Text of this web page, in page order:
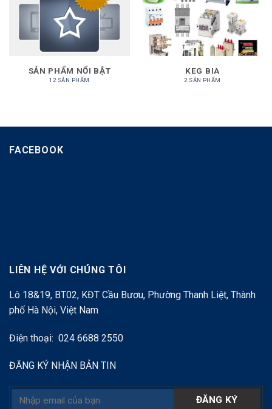
SẢN PHẨM NỔI BẬT
12 SẢN PHẨM
KEG BIA
2 SẢN PHẨM
FACEBOOK
LIÊN HỆ VỚI CHÚNG TÔI
Lô 18&19, BT02, KĐT Cầu Bươu, Phường Thanh Liệt, Thành
phố Hà Nội, Việt Nam
Điện thoại: 024 6688 2550
ĐĂNG KÝ NHẬN BẢN TIN